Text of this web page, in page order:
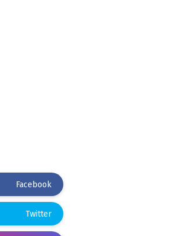
Facebook
Twitter